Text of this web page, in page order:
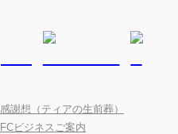
感謝想（ティアの生前葬）
FCビジネスご案内